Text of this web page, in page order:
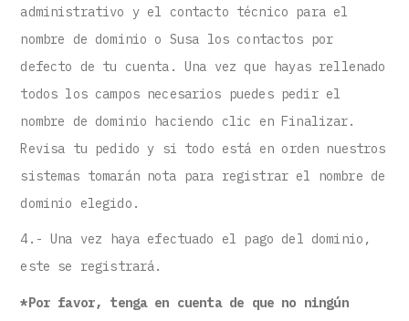
administrativo y el contacto técnico para el
nombre de dominio o Susa los contactos por
defecto de tu cuenta. Una vez que hayas rellenado
todos los campos necesarios puedes pedir el
nombre de dominio haciendo clic en Finalizar.
Revisa tu pedido y si todo está en orden nuestros
sistemas tomarán nota para registrar el nombre de
dominio elegido.
4.- Una vez haya efectuado el pago del dominio,
este se registrará.
*Por favor, tenga en cuenta de que no ningún